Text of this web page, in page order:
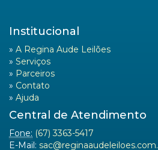
Institucional
» A Regina Aude Leilões
» Serviços
» Parceiros
» Contato
» Ajuda
Central de Atendimento
Fone: (67) 3363-5417
E-Mail: